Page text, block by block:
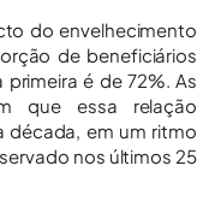
do envelhecimento
de beneficiários
é de 72%. As
que essa relação
década, em um ritmo
nos últimos 25